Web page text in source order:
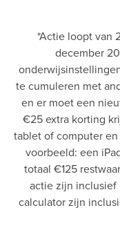
*Actie loopt van
december
te cumuleren met
en er moet een
€25 extra korting
tablet of computer
voorbeeld: een
totaal €125
actie zijn inclusief
calculator zijn